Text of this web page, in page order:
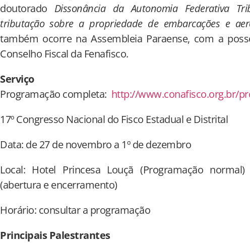
doutorado Dissonância da Autonomia Federativa
tributação sobre a propriedade de embarcações e
também ocorre na Assembleia Paraense, com a
Conselho Fiscal da Fenafisco.
Serviço
Programação completa: http://www.conafisco.org.br/
17º Congresso Nacional do Fisco Estadual e Distrital
Data: de 27 de novembro a 1º de dezembro
Local: Hotel Princesa Louçã (Programação
(abertura e encerramento)
Horário: consultar a programação
Principais Palestrantes